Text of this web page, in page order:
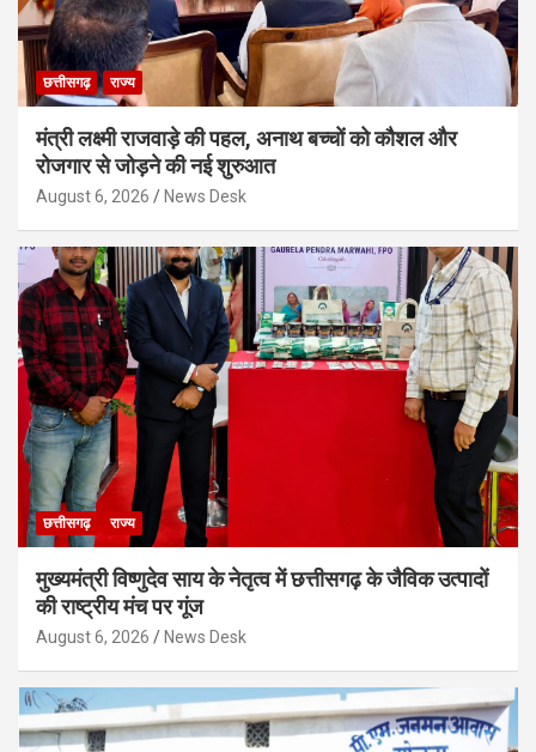
छत्तीसगढ़ राज्य
मंत्री लक्ष्मी राजवाड़े की पहल, अनाथ बच्चों को कौशल और
रोजगार से जोड़ने की नई शुरुआत
August 6, 2026 News Desk
छत्तीसगढ़ राज्य
मुख्यमंत्री विष्णुदेव साय के नेतृत्व में छत्तीसगढ़ के जैविक उत्पादों
की राष्ट्रीय मंच पर गूंज
August 6, 2026 News Desk